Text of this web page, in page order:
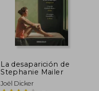
La desaparición de
Stephanie Mailer
Joël Dicker